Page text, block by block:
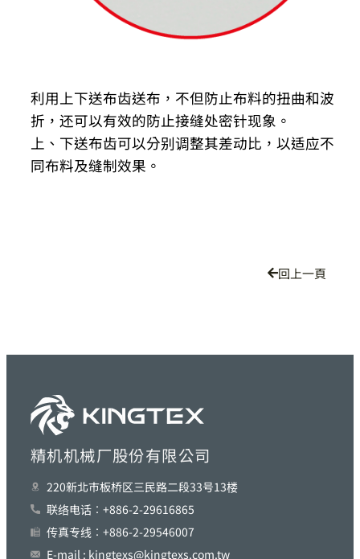
利用上下送布齿送布，不但防止布料的扭曲和波
折，还可以有效的防止接缝处密针现象。
上、下送布齿可以分别调整其差动比，以适应不
同布料及缝制效果。
回上一頁
精机机械厂股份有限公司
220新北巿板桥区三民路二段33号13楼
联络电话︰+886-2-29616865
传真专线︰+886-2-29546007
E-mail : kingtexs@kingtexs.com.tw